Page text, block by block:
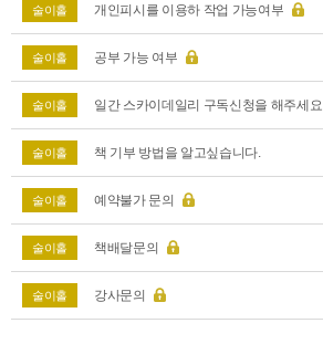
술이홀 개인피시를 이용하 작업 가능여부
술이홀 공부 가능 여부
술이홀 일간 스카이데일리 구독신청을 해주세요
술이홀 책 기부 방법을 알고싶습니다.
술이홀 예약불가 문의
술이홀 책배달문의
술이홀 강사문의